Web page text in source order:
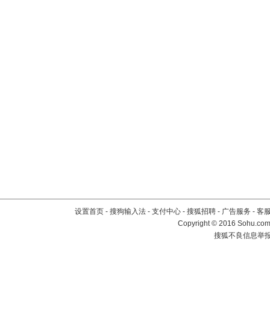
设置首页 - 搜狗输入法 - 支付中心 - 搜狐招聘 - 广告服务 - 客
Copyright©2016
搜狐不良信息举